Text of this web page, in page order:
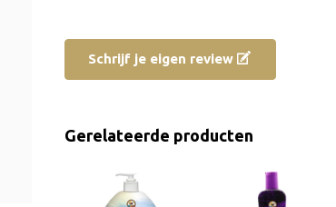
Schrijf je eigen review
Gerelateerde producten